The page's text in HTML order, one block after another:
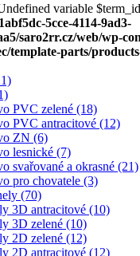
variable
5cce-4114-9ad3-
saro2rr.cz/web/wp-
template-parts/
PVC zelené (18)
PVC antracitové (12)
ZN (6)
lesnické (7)
svařované a okrasné (21)
pro chovatele (3)
(70)
3D antracitové (10)
3D zelené (10)
2D zelené (12)
2D antracitové (12)